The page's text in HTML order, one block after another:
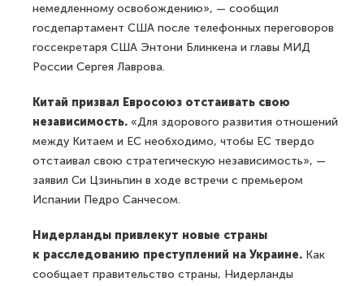
немедленному освобождению», — сообщил
госдепартамент США после телефонных переговоров
госсекретаря США Энтони Блинкена и главы МИД
России Сергея Лаврова.
Китай призвал Евросоюз отстаивать свою
независимость. «Для здорового развития отношений
между Китаем и ЕС необходимо, чтобы ЕС твердо
отстаивал свою стратегическую независимость», —
заявил Си Цзиньпин в ходе встречи с премьером
Испании Педро Санчесом.
Нидерланды привлекут новые страны
к расследованию преступлений на Украине. Как
сообщает правительство страны, Нидерланды